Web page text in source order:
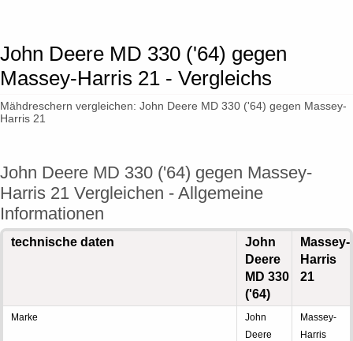
John Deere MD 330 ('64) gegen
Massey-Harris 21 - Vergleichs
Mähdreschern vergleichen: John Deere MD 330 ('64) gegen Massey-
Harris 21
John Deere MD 330 ('64) gegen Massey-
Harris 21 Vergleichen - Allgemeine
Informationen
technische daten
John
Deere
MD 330
('64)
Massey-
Harris
21
Marke
John
Deere
Massey-
Harris